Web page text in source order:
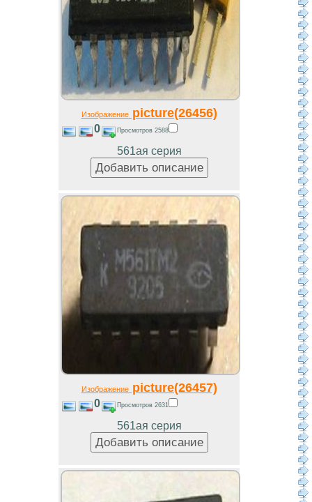
Изображениеpicture(26456)
0 Просмотров 2588
561ая серия
Изображениеpicture(26457)
0 Просмотров 2631
561ая серия